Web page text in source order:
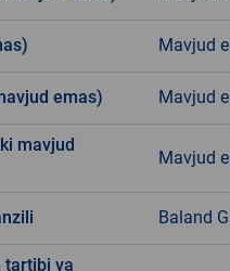
Mavjud
emas) Mavjud
mavjud
Mavjud
Baland
tartibi va